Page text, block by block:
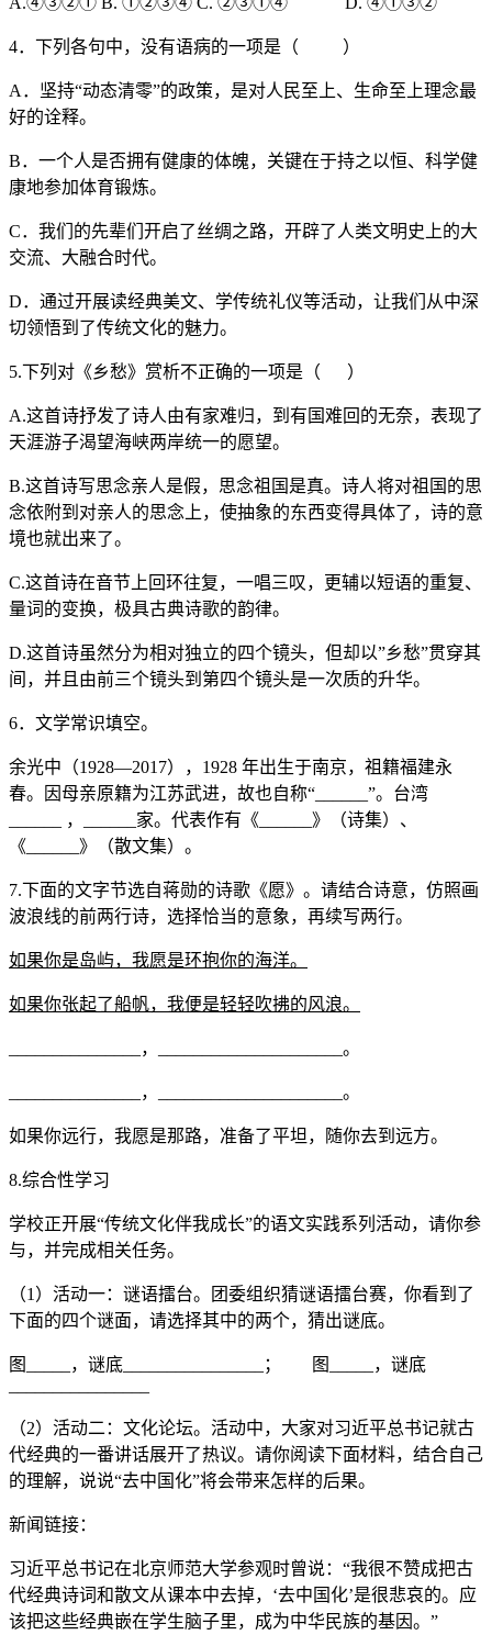
4．下列各句中，没有语病的一项是（ ）
A．坚持“动态清零”的政策，是对人民至上、生命至上理念最
好的诠释。
B．一个人是否拥有健康的体魄，关键在于持之以恒、科学健
康地参加体育锻炼。
C．我们的先辈们开启了丝绸之路，开辟了人类文明史上的大
交流、大融合时代。
D．通过开展读经典美文、学传统礼仪等活动，让我们从中深
切领悟到了传统文化的魅力。
5.下列对《乡愁》赏析不正确的一项是（ ）
A.这首诗抒发了诗人由有家难归，到有国难回的无奈，表现了
天涯游子渴望海峡两岸统一的愿望。
B.这首诗写思念亲人是假，思念祖国是真。诗人将对祖国的思
念依附到对亲人的思念上，使抽象的东西变得具体了，诗的意
境也就出来了。
C.这首诗在音节上回环往复，一唱三叹，更辅以短语的重复、
量词的变换，极具古典诗歌的韵律。
D.这首诗虽然分为相对独立的四个镜头，但却以”乡愁”贯穿其
间，并且由前三个镜头到第四个镜头是一次质的升华。
6．文学常识填空。
余光中（1928—2017），1928 年出生于南京，祖籍福建永
春。因母亲原籍为江苏武进，故也自称“______”。台湾
______ ，______家。代表作有《______》（诗集）、
《______》（散文集）。
7.下面的文字节选自蒋勋的诗歌《愿》。请结合诗意，仿照画
波浪线的前两行诗，选择恰当的意象，再续写两行。
如果你是岛屿，我愿是环抱你的海洋。
如果你张起了船帆，我便是轻轻吹拂的风浪。
_______________，_____________________。
_______________，_____________________。
如果你远行，我愿是那路，准备了平坦，随你去到远方。
8.综合性学习
学校正开展“传统文化伴我成长”的语文实践系列活动，请你参
与，并完成相关任务。
（1）活动一：谜语擂台。团委组织猜谜语擂台赛，你看到了
下面的四个谜面，请选择其中的两个，猜出谜底。
图_____，谜底________________； 图_____，谜底
（2）活动二：文化论坛。活动中，大家对习近平总书记就古
代经典的一番讲话展开了热议。请你阅读下面材料，结合自己
的理解，说说“去中国化”将会带来怎样的后果。
新闻链接：
习近平总书记在北京师范大学参观时曾说：“我很不赞成把古
代经典诗词和散文从课本中去掉，‘去中国化’是很悲哀的。应
该把这些经典嵌在学生脑子里，成为中华民族的基因。”